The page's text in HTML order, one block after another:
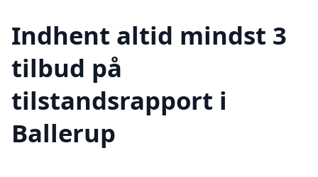
Indhent altid mindst 3
tilbud på
tilstandsrapport i
Ballerup